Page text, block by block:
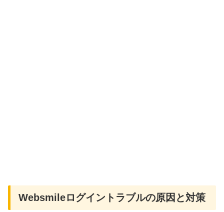
Websmileログイントラブルの原因と対策